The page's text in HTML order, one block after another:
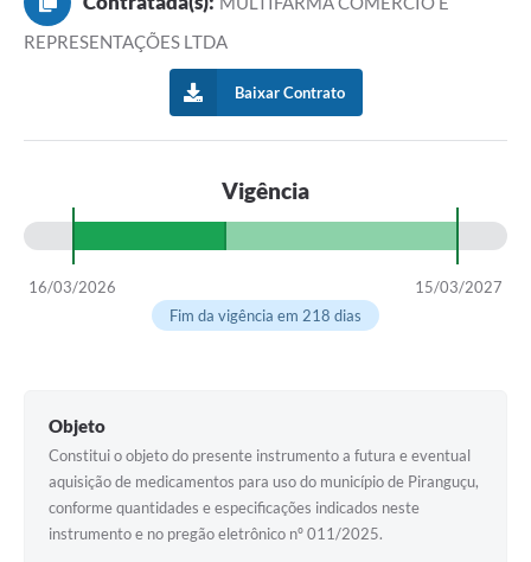
REPRESENTAÇÕES LTDA
Baixar Contrato
Vigência
16/03/2026
15/03/2027
Fim da vigência em 218 dias
Objeto
Constitui o objeto do presente instrumento a futura e eventual
aquisição de medicamentos para uso do município de Piranguçu,
conforme quantidades e especificações indicados neste
instrumento e no pregão eletrônico nº 011/2025.